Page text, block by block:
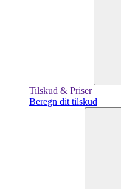
Tilskud & Priser
Beregn dit tilskud